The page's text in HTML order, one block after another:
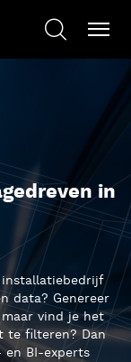
in
data? Genereer
vind je het
te filteren? Dan
en BI-experts